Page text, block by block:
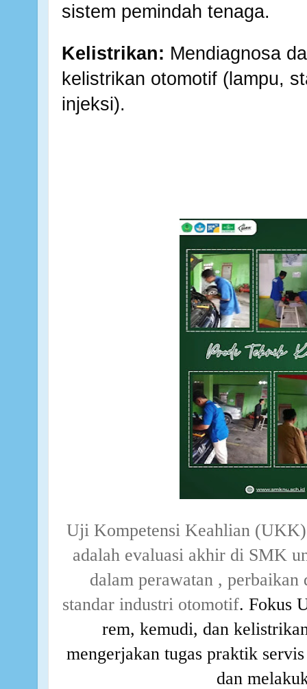
sistem pemindah tenaga.
Kelistrikan: Mendiagnosa
kelistrikan otomotif (lampu,
injeksi).
Uji Kompetensi Keahlian
adalah evaluasi akhir di SMK
dalam perawatan , perbaikan
standar industri otomotif. Fokus
rem, kemudi, dan
mengerjakan tugas praktik
dan